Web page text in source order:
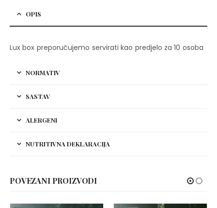
OPIS
Lux box preporučujemo servirati kao predjelo za 10 osoba
NORMATIV
SASTAV
ALERGENI
NUTRITIVNA DEKLARACIJA
POVEZANI PROIZVODI